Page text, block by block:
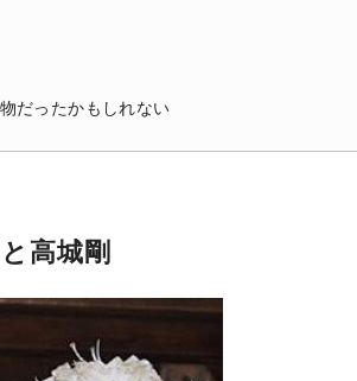
だったかもしれない
高城剛